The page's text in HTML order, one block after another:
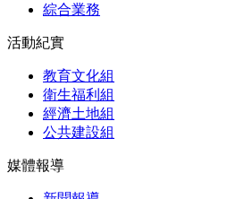
綜合業務
活動紀實
教育文化組
衛生福利組
經濟土地組
公共建設組
媒體報導